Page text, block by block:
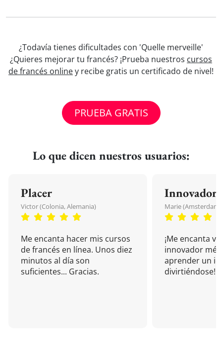
¿Todavía tienes dificultades con 'Quelle merveille'
¿Quieres mejorar tu francés? ¡Prueba nuestros cursos
de francés onliney recibe gratis un certificado de nivel!
PRUEBA GRATIS
Lo que dicen nuestros usuarios:
Placer
Victor (Colonia, Alemania)
Me encanta hacer mis cursos
de francés en línea. Unos diez
minutos al día son
suficientes... Gracias.
Innovador
Marie (Amsterdam,
¡Me encanta
innovador
aprender un
divirtiéndose!